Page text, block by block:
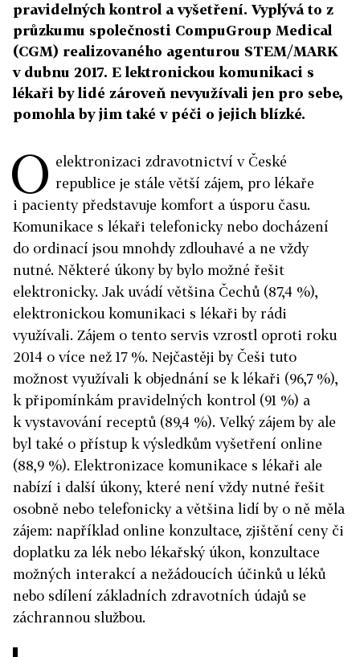
pravidelných kontrol a vyšetření. Vyplývá to z
průzkumu společnosti CompuGroup Medical
(CGM) realizovaného agenturou STEM/MARK
v dubnu 2017. E lektronickou komunikaci s
lékaři by lidé zároveň nevyužívali jen pro sebe,
pomohla by jim také v péči o jejich blízké.
O elektronizaci zdravotnictví v České
republice je stále větší zájem, pro lékaře
i pacienty představuje komfort a úsporu času.
Komunikace s lékaři telefonicky nebo docházení
do ordinací jsou mnohdy zdlouhavé a ne vždy
nutné. Některé úkony by bylo možné řešit
elektronicky. Jak uvádí většina Čechů (87,4 %),
elektronickou komunikaci s lékaři by rádi
využívali. Zájem o tento servis vzrostl oproti roku
2014 o více než 17 %. Nejčastěji by Češi tuto
možnost využívali k objednání se k lékaři (96,7 %),
k připomínkám pravidelných kontrol (91 %) a
k vystavování receptů (89,4 %). Velký zájem by ale
byl také o přístup k výsledkům vyšetření online
(88,9 %). Elektronizace komunikace s lékaři ale
nabízí i další úkony, které není vždy nutné řešit
osobně nebo telefonicky a většina lidí by o ně měla
zájem: například online konzultace, zjištění ceny či
doplatku za lék nebo lékařský úkon, konzultace
možných interakcí a nežádoucích účinků u léků
nebo sdílení základních zdravotních údajů se
záchrannou službou.